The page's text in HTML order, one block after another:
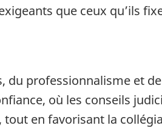
que ceux qu’ils
du professionnalisme et
où les conseils
en favorisant la